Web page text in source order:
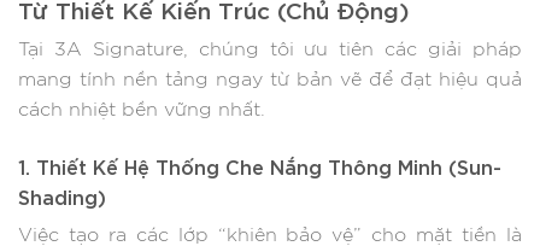
Từ Thiết Kế Kiến Trúc (Chủ Động)
Tại 3A Signature, chúng tôi ưu tiên các giải pháp
mang tính nền tảng ngay từ bản vẽ để đạt hiệu quả
cách nhiệt bền vững nhất.
1. Thiết Kế Hệ Thống Che Nắng Thông Minh (Sun-
Shading)
Việc tạo ra các lớp “khiên bảo vệ” cho mặt tiền là